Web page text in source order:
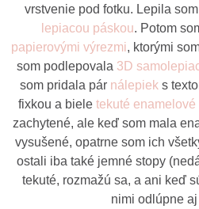
vrstvenie pod fotku. Lepila
lepiacou páskou. Potom
papierovými výrezmi, ktorými
som podlepovala 3D
som pridala pár nálepiek s
fixkou a biele tekuté enamelové
zachytené, ale keď som mala
vysušené, opatrne som ich
ostali iba také jemné stopy
tekuté, rozmažú sa, a ani keď
nimi odlúpne